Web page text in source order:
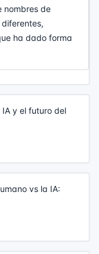
nombres de
ha dado forma
y el futuro del
vs la IA: